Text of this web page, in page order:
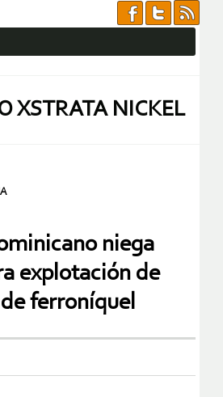
XSTRATA NICKEL
niega
explotación de
ferroníquel